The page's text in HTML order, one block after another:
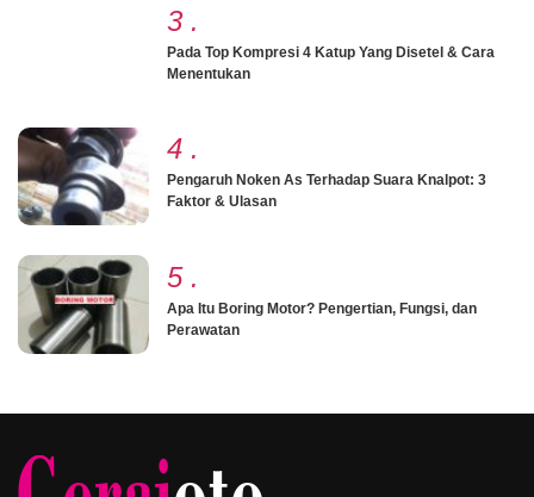
3 .
Pada Top Kompresi 4 Katup Yang Disetel & Cara
Menentukan
4 .
Pengaruh Noken As Terhadap Suara Knalpot: 3
Faktor & Ulasan
5 .
Apa Itu Boring Motor? Pengertian, Fungsi, dan
Perawatan